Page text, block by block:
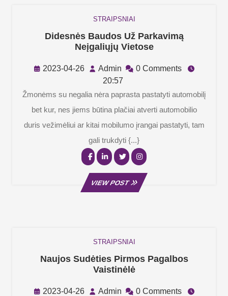
STRAIPSNIAI
Didesnės Baudos Už Parkavimą
Neįgaliųjų VietoseDidesnės
Už
Vietose
2023-04-26
2023-
26
Admin Admin0 Comments
20:57
Žmonėms su negalia nėra paprasta pastatyti automobilį
bet kur, nes jiems būtina plačiai atverti automobilio
duris vežimėliui ar kitai mobilumo įrangai pastatyti, tam
gali trukdyti {...}
Facebook
Linkedin
TwitterInstagram
VIEW POST
VIEW
POST
STRAIPSNIAI
Naujos Sudėties Pirmos Pagalbos
VaistinėlėNaujos
Pirmos
2023-04-26
2023-Admin Admin0 Comments